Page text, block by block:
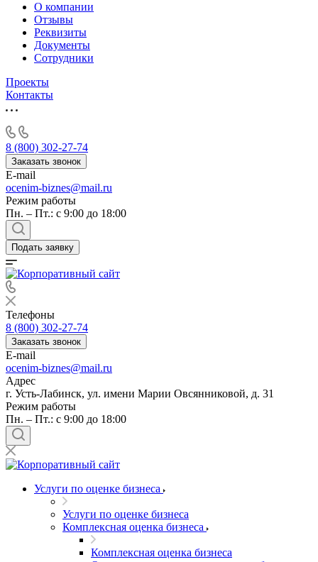
О компании
Отзывы
Реквизиты
Документы
Сотрудники
Проекты
Контакты
8 (800) 302-27-74
Заказать звонок
E-mail
ocenim-biznes@mail.ru
Режим работы
Пн. – Пт.: с 9:00 до 18:00
Подать заявку
Телефоны
8 (800) 302-27-74
Заказать звонок
E-mail
ocenim-biznes@mail.ru
Адрес
г. Усть-Лабинск, ул. имени Марии Овсянниковой, д. 31
Режим работы
Пн. – Пт.: с 9:00 до 18:00
Услуги по оценке бизнеса
Услуги по оценке бизнеса
Комплексная оценка бизнеса
Комплексная оценка бизнеса